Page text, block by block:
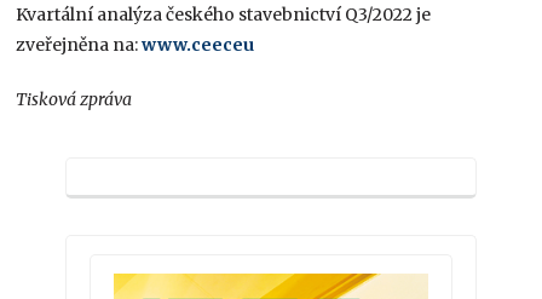
Kvartální analýza českého stavebnictví Q3/2022 je
zveřejněna na:www.ceeceu
Tisková zpráva